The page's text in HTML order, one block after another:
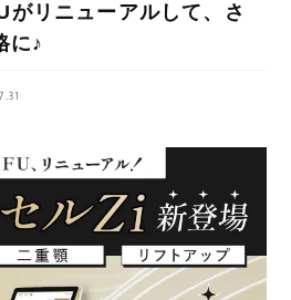
がリニューアルして、さ
に♪